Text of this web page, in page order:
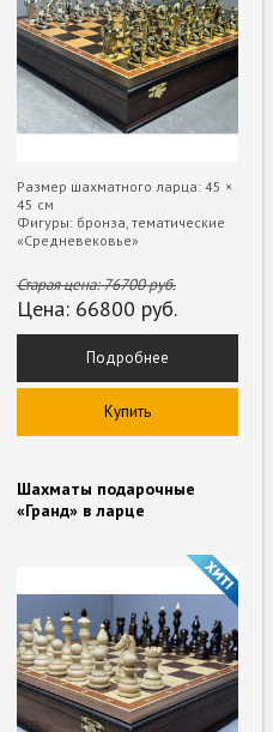
Размер шахматного ларца: 45 ×
45 см
Фигуры: бронза, тематические
«Средневековье»
Старая цена:76700руб.
Цена: 66800 руб.
Подробнее
Купить
Шахматы подарочные
«Гранд» в ларце